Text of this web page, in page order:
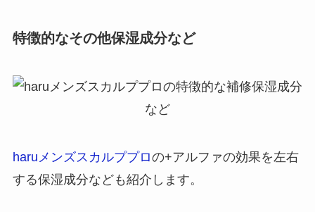
特徴的なその他保湿成分など
haruメンズスカルププロの+アルファの効果を左右
する保湿成分なども紹介します。